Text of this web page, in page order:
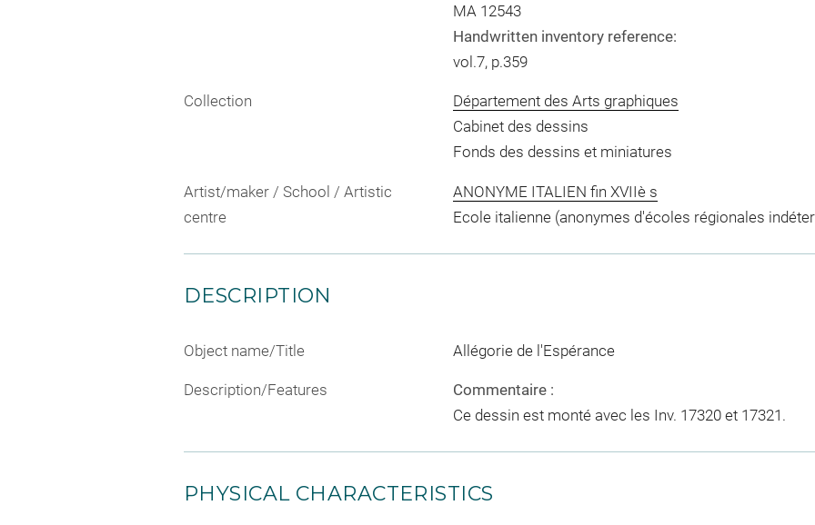
MA 12543
Handwritten inventory reference:
vol.7, p.359
Collection
Département des Arts graphiques
Cabinet des dessins
Fonds des dessins et miniatures
Artist/maker / School / Artistic
centre
ANONYME ITALIEN fin XVIIè s
Ecole italienne (anonymes d'écoles régionales
DESCRIPTION
Object name/Title Allégorie de l'Espérance
Description/Features
Commentaire :
Ce dessin est monté avec les Inv. 17320 et 17321.
PHYSICAL CHARACTERISTICS